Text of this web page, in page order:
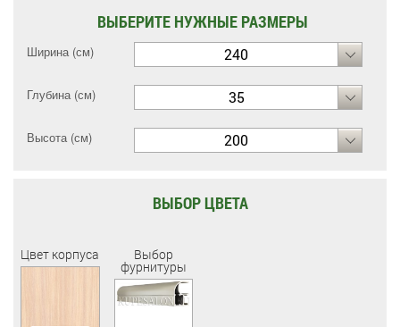
ВЫБЕРИТЕ НУЖНЫЕ РАЗМЕРЫ
Ширина (см) 240
Глубина (см) 35
Высота (см) 200
ВЫБОР ЦВЕТА
Цвет корпуса Выбор
фурнитуры